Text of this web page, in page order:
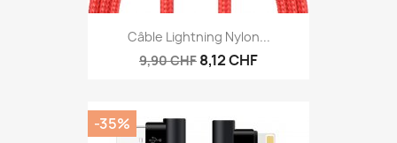
Câble Lightning Nylon...
9,90 CHF 8,12 CHF
-35%